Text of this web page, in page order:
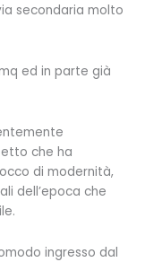
secondaria molto
ed in parte già
che ha
di modernità,
dell’epoca che
ingresso dal